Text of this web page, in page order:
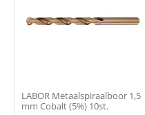
LABOR Metaalspiraalboor 1,5
mm Cobalt (5%) 10st.